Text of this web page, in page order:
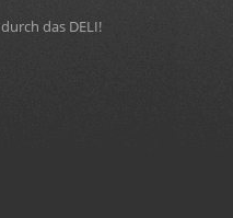
das DELI!